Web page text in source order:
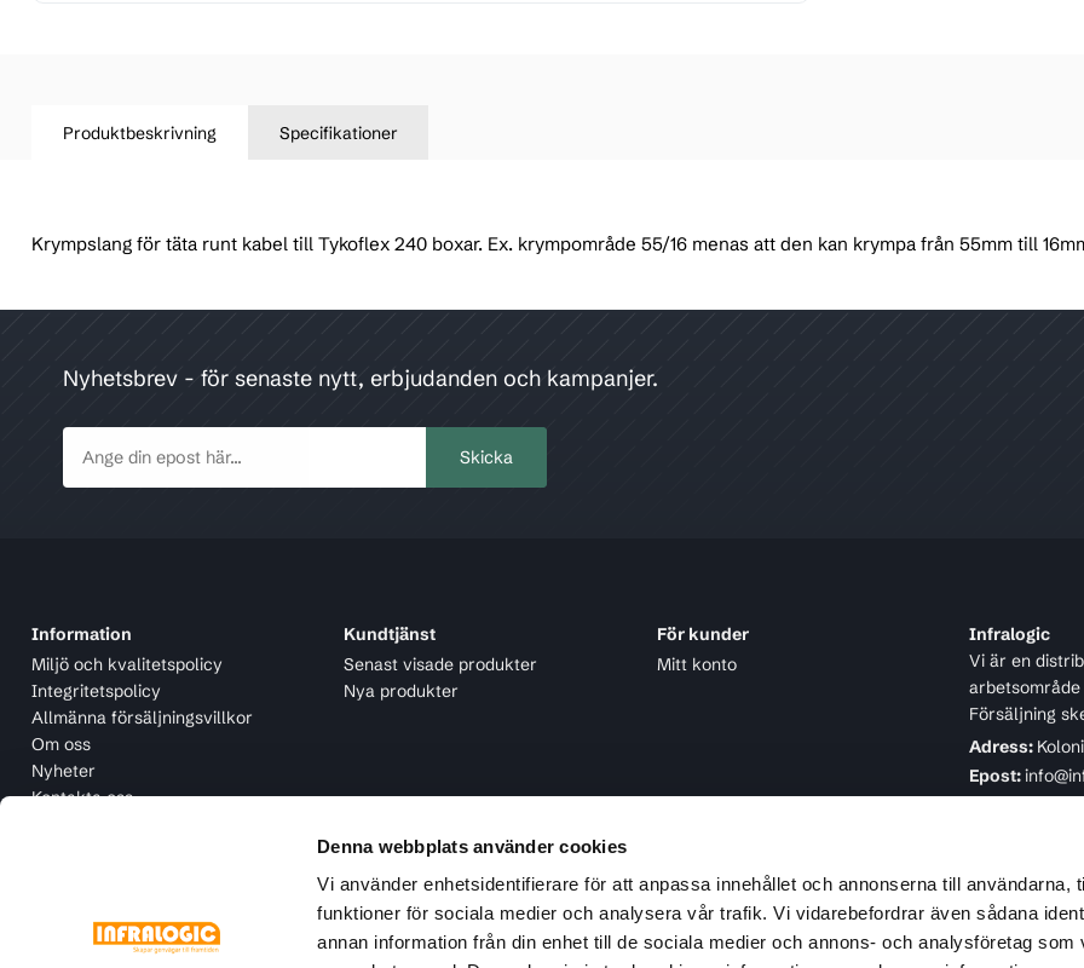
Denna webbplats använder cookies
Vi använder enhetsidentifierare för att anpassa innehållet och annonserna till användarna,
funktioner för sociala medier och analysera vår trafik. Vi vidarebefordrar även sådana
annan information från din enhet till de sociala medier och annons- och analysföretag som
Produktbeskrivning Specifikationer
Krympslang för täta runt kabel till Tykoflex 240 boxar. Ex. krympområde 55/16 menas att den kan krympa från 55mm till
Nyhetsbrev - för senaste nytt, erbjudanden och kampanjer.
Infralogic
Vi är en
Försäljning
Adress:
Epost:
Information
Miljö och kvalitetspolicy
Integritetspolicy
Allmänna försäljningsvillkor
Om oss
Nyheter
Kontakta oss
Kundtjänst
Senast visade produkter
Nya produkter
För kunder
Mitt konto